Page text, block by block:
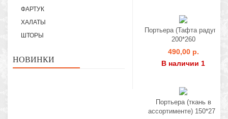
ФАРТУК
ХАЛАТЫ
ШТОРЫ
НОВИНКИ
Портьера (Тафта радуга)
200*260
490,00 р.
В наличии 1
Портьера (ткань в
ассортименте) 150*275